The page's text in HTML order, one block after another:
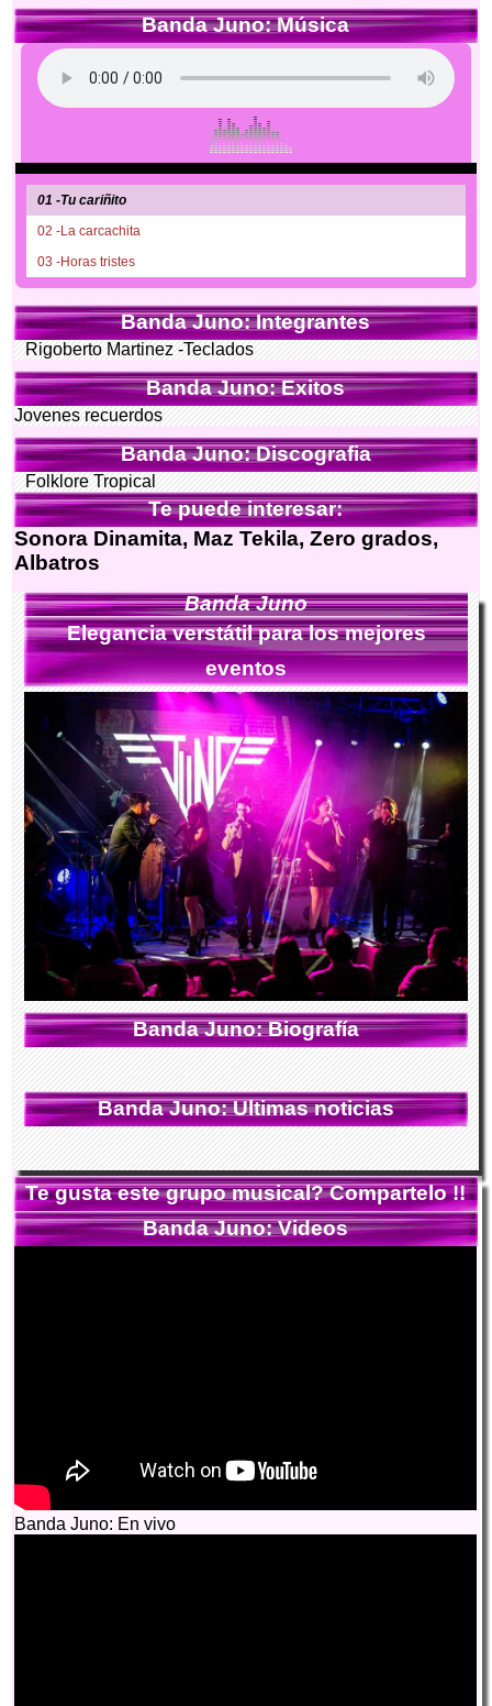
Banda Juno: Música
01 -Tu cariñito
02 -La carcachita
03 -Horas tristes
Banda Juno: Integrantes
Rigoberto Martinez -Teclados
Banda Juno: Exitos
Jovenes recuerdos
Banda Juno: Discografia
Folklore Tropical
Te puede interesar:
Sonora Dinamita, Maz Tekila, Zero grados,
Albatros
Banda Juno
Elegancia verstátil para los mejores
eventos
Banda Juno: Biografía
Banda Juno: Ultimas noticias
Te gusta este grupo musical? Compartelo !!
Banda Juno: Videos
Banda Juno: En vivo